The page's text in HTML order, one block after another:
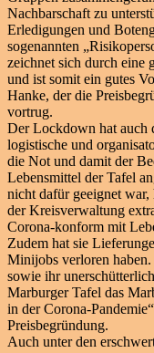
Nachbarschaft zu
Erledigungen und
sogenannten
zeichnet sich durch eine
und ist somit ein gutes
Hanke, der die
vortrug.
Der Lockdown hat auch
logistische und
die Not und damit der
Lebensmittel der Tafel
nicht dafür geeignet
der Kreisverwaltung
Corona-konform mit
Zudem hat sie
Minijobs verloren
sowie ihr
Marburger Tafel das
in der Corona-
Preisbegründung.
Auch unter den